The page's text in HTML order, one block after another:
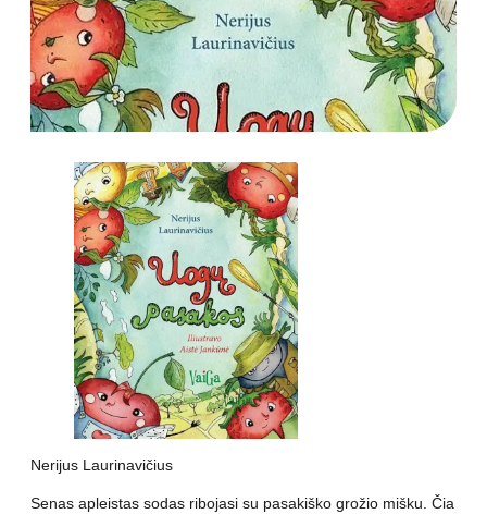
Nerijus Laurinavičius
Senas apleistas sodas ribojasi su pasakiško grožio mišku. Čia